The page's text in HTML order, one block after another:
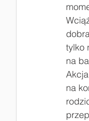
tylko
na
na